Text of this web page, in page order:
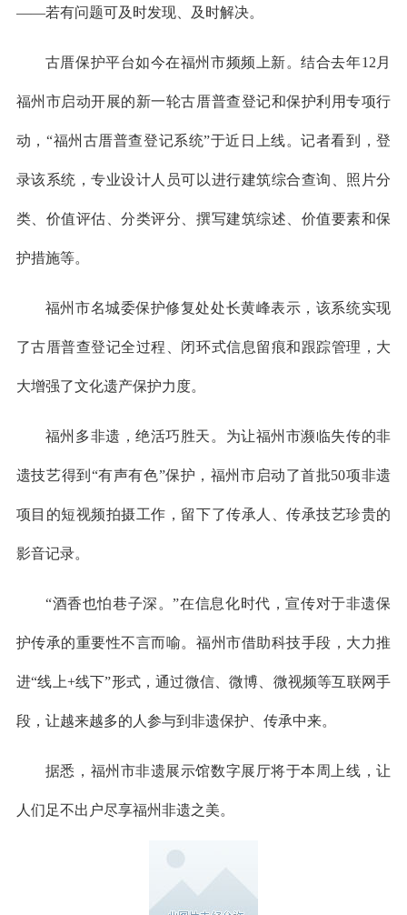
——若有问题可及时发现、及时解决。
古厝保护平台如今在福州市频频上新。结合去年12月
福州市启动开展的新一轮古厝普查登记和保护利用专项行
动，“福州古厝普查登记系统”于近日上线。记者看到，登
录该系统，专业设计人员可以进行建筑综合查询、照片分
类、价值评估、分类评分、撰写建筑综述、价值要素和保
护措施等。
福州市名城委保护修复处处长黄峰表示，该系统实现
了古厝普查登记全过程、闭环式信息留痕和跟踪管理，大
大增强了文化遗产保护力度。
福州多非遗，绝活巧胜天。为让福州市濒临失传的非
遗技艺得到“有声有色”保护，福州市启动了首批50项非遗
项目的短视频拍摄工作，留下了传承人、传承技艺珍贵的
影音记录。
“酒香也怕巷子深。”在信息化时代，宣传对于非遗保
护传承的重要性不言而喻。福州市借助科技手段，大力推
进“线上+线下”形式，通过微信、微博、微视频等互联网手
段，让越来越多的人参与到非遗保护、传承中来。
据悉，福州市非遗展示馆数字展厅将于本周上线，让
人们足不出户尽享福州非遗之美。